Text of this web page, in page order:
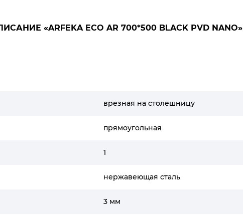
«ARFEKA ECO AR 700*500 BLACK PVD NANO»
врезная на столешницу
прямоугольная
1
нержавеющая сталь
3 мм